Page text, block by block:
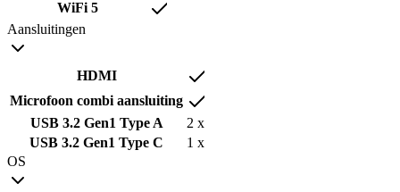
WiFi 5
Aansluitingen
HDMI
Microfoon combi aansluiting
USB 3.2 Gen1 Type A
2 x
USB 3.2 Gen1 Type C
1 x
OS